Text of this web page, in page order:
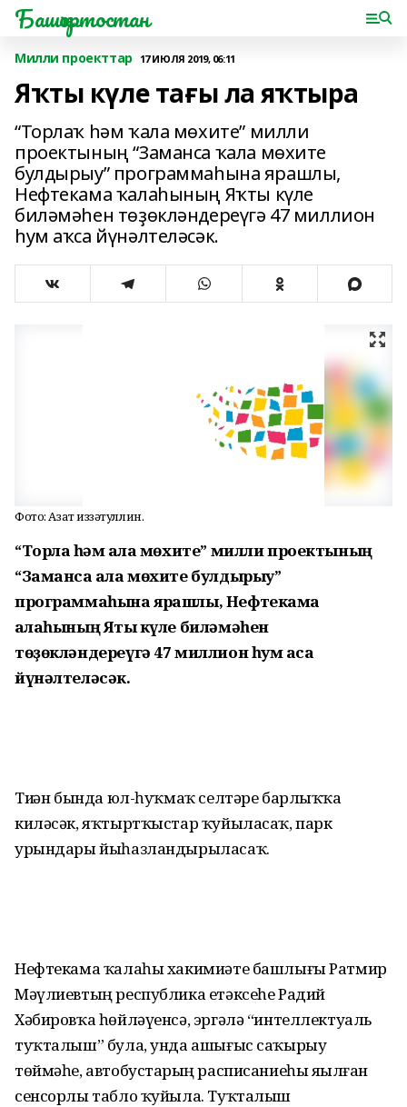
Башҡортостан
Милли проекттар 17 ИЮЛЯ 2019, 06:11
Яҡты күле тағы ла яҡтыра
“Торлаҡ һәм ҡала мөхите” милли
проектының “Заманса ҡала мөхите
булдырыу” программаһына ярашлы,
Нефтекама ҡалаһының Яҡты күле
биләмәһен төҙөкләндереүгә 47 миллион
һум аҡса йүнәлтеләсәк.
Фото: Азат Ғиззәтуллин.
“Торлаҡ һәм ҡала мөхите” милли проектының
“Заманса ҡала мөхите булдырыу”
программаһына ярашлы, Нефтекама
ҡалаһының Яҡты күле биләмәһен
төҙөкләндереүгә 47 миллион һум аҡса
йүнәлтеләсәк.
Тиҙҙән бында юл-һуҡмаҡ селтәре барлыҡҡа
киләсәк, яҡтыртҡыстар ҡуйыласаҡ, парк
урындары йыһазландырыласаҡ.
Нефтекама ҡалаһы хакимиәте башлығы Ратмир
Мәүлиевтың республика етәксеһе Радий
Хәбировҡа һөйләүенсә, эргәлә “интеллектуаль
туҡталыш” була, унда ашығыс саҡырыу
төймәһе, автобустарҙың расписаниеһы яҙылған
сенсорлы табло ҡуйыла. Туҡталыш